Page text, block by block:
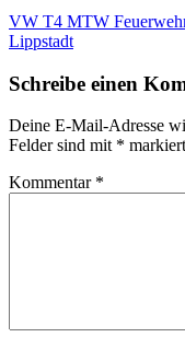
VW T4 MTW
Lippstadt
Schreibe einen
Deine E-Mail-Adresse
Felder sind mit * markiert
Kommentar *